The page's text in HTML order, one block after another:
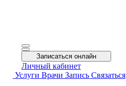
Записаться онлайн
Личный кабинет
Услуги Врачи Запись Связаться